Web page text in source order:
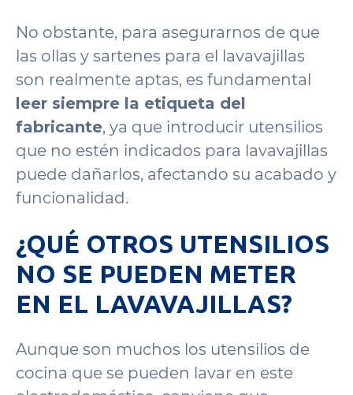
No obstante, para asegurarnos de que
las ollas y sartenes para el lavavajillas
son realmente aptas, es fundamental
leer siempre la etiqueta del
fabricante, ya que introducir utensilios
que no estén indicados para lavavajillas
puede dañarlos, afectando su acabado y
funcionalidad.
¿QUÉ OTROS UTENSILIOS
NO SE PUEDEN METER
EN EL LAVAVAJILLAS?
Aunque son muchos los utensilios de
cocina que se pueden lavar en este